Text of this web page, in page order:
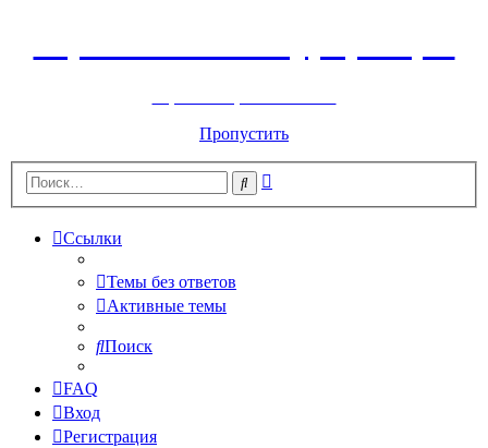
Пропустить
Поиск
Ссылки
Темы без ответов
Активные темы
Поиск
FAQ
Вход
Регистрация